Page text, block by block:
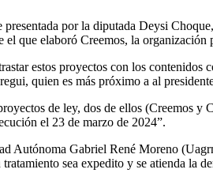
por la diputada Deysi
el que elaboró Creemos, la organización
estos proyectos con los contenidos
quien es más próximo a al
de ley, dos de ellos (Creemos y
el 23 de marzo de 2024”.
Autónoma Gabriel René Moreno
sea expedito y se atienda la